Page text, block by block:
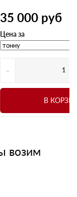
35 000 руб
Цена за
-
В
возим